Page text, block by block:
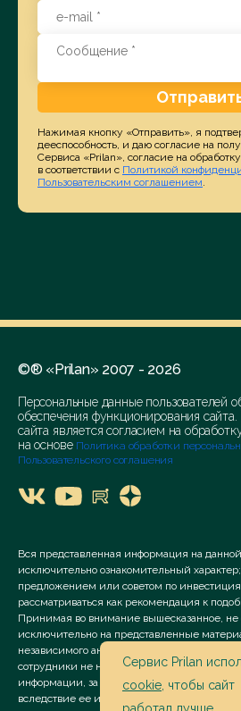
Нажимая кнопку «Отправить», я
дееспособность, и даю согласие на
Сервиса «Prilan», согласие на
в соответствии с Политикой
Пользовательским соглашением.
©® «Prilan» 2007 - 2026
Персональные данные пользователей
обеспечения функционирования
сайта является согласием на
на основе Политика обработки
Пользовательского соглашения
Вся представленная информация на
исключительно ознакомительный
предложением или советом по
рассматриваться как рекомендация к
Принимая во внимание вышесказанное, не
исключительно на представленные
независимого анализа. Сервис «Prilan»
сотрудники не несут ответственности за
информации, за прямой или косвенный
вследствие ее использования.
Сервис Prilan
cookie , чтобы сайт